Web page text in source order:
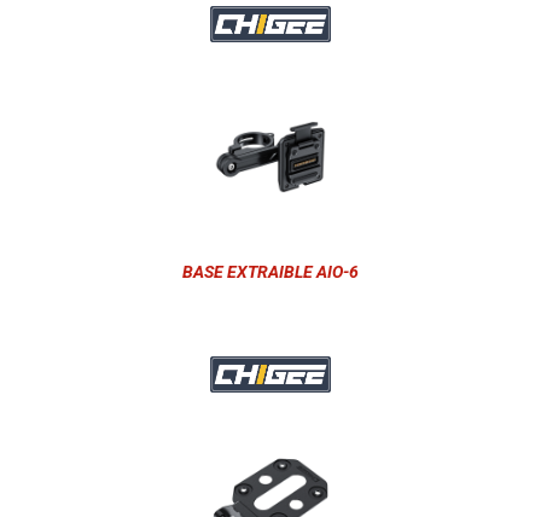
BASE EXTRAIBLE AIO-6